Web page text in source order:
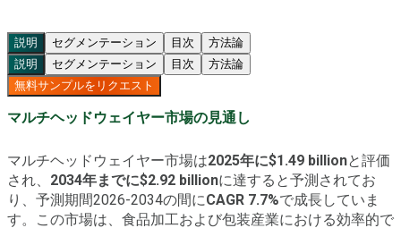
説明 セグメンテーション 目次
方法論
説明
セグメンテーション 目次
方法論
無料サンプルをリクエスト
マルチヘッドウェイヤー市場の見通し
マルチヘッドウェイヤー市場は2025年に$1.49 billionと評価
され、 2034年までに$2.92 billionに達すると予測されてお
り、予測期間2026-2034の間にCAGR 7.7%で成長していま
す。この市場は、食品加工および包装産業における効率的で